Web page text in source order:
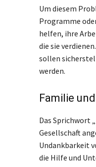
Um diesem
Programme
helfen, ihre
die sie
sollen
werden.
Familie
Das Sprichwort
Gesellschaft
Undankbarkeit
die Hilfe und